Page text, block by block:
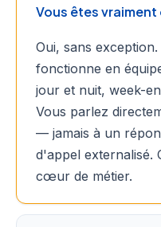
Vous êtes
Oui, sans
fonctionne en
jour et nuit, week-
Vous parlez
— jamais à un
d'appel externalisé.
cœur de métier.